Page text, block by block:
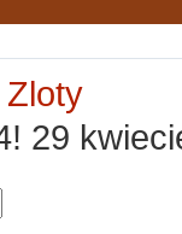
Zloty
29